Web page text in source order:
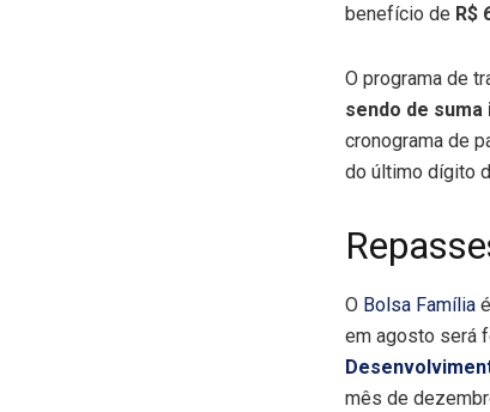
benefício de R$
O programa de
sendo de
cronograma de
do último dígito
O Bolsa Família
em agosto será
mês de